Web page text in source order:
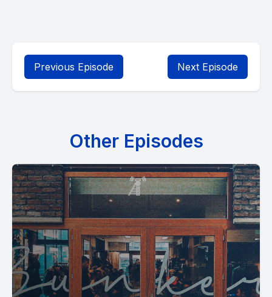
Previous Episode Next Episode
Other Episodes